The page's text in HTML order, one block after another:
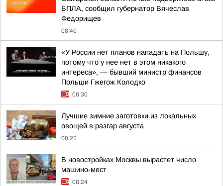
БПЛА, сообщил губернатор Вячеслав
Федорищев
08:40
«У России нет планов нападать на Польшу,
потому что у нее нет в этом никакого
интереса», — бывший министр финансов
Польши Гжегож Колодко
08:30
Лучшие зимние заготовки из локальных
овощей в разгар августа
08:25
В новостройках Москвы вырастет число
машино-мест
08:24